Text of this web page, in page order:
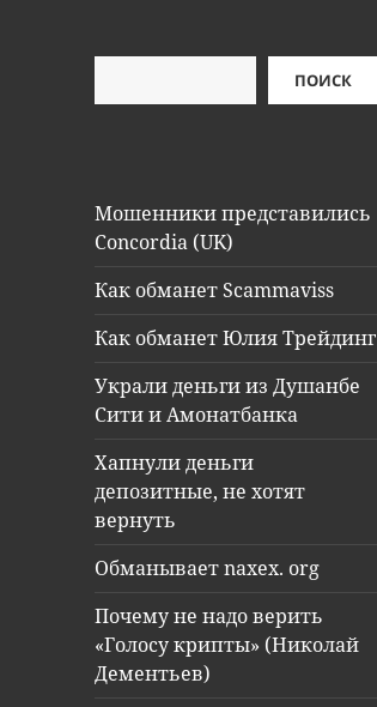
ПОИСК
Мошенники представились
Concordia (UK)
Как обманет Scammaviss
Как обманет Юлия Трейдинг
Украли деньги из Душанбе
Сити и Амонатбанка
Хапнули деньги
депозитные, не хотят
вернуть
Обманывает naxex. org
Почему не надо верить
«Голосу крипты» (Николай
Дементьев)